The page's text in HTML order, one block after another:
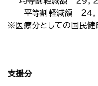
平等割軽減額 ２4，５
※医療分としての国民健
支援分